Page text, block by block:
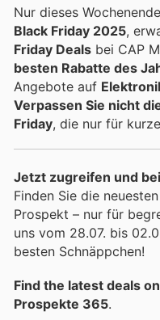
Nur dieses
Black Friday 2025,
Friday Deals bei CAP
besten Rabatte des
Angebote auf
Verpassen Sie nicht
Friday, die nur für
Jetzt zugreifen und
Finden Sie die
Prospekt – nur für
uns vom 28.07. bis
besten Schnäppchen!
Find the latest deals
Prospekte 365.